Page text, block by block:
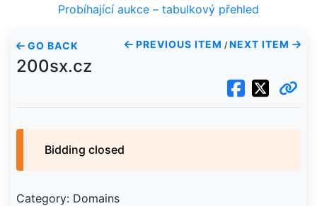
Probíhající aukce – tabulkový přehled
GO BACK PREVIOUS ITEM / NEXT ITEM
200sx.cz
Bidding closed
Category: Domains